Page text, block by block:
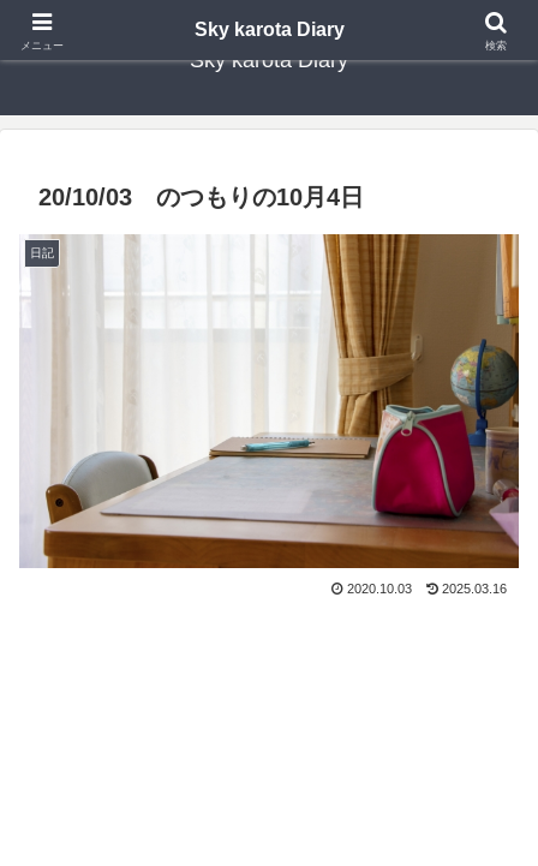
Sky karota Diary
20/10/03 のつもりの10月4日
日記
2020.10.03 2025.03.16
メニュー
Sky karota Diary
検索